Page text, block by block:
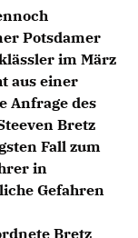
Landtag
Potsdamer
im März
aus einer
Anfrage des
Bretz
Fall zum
in
Gefahren
Bretz